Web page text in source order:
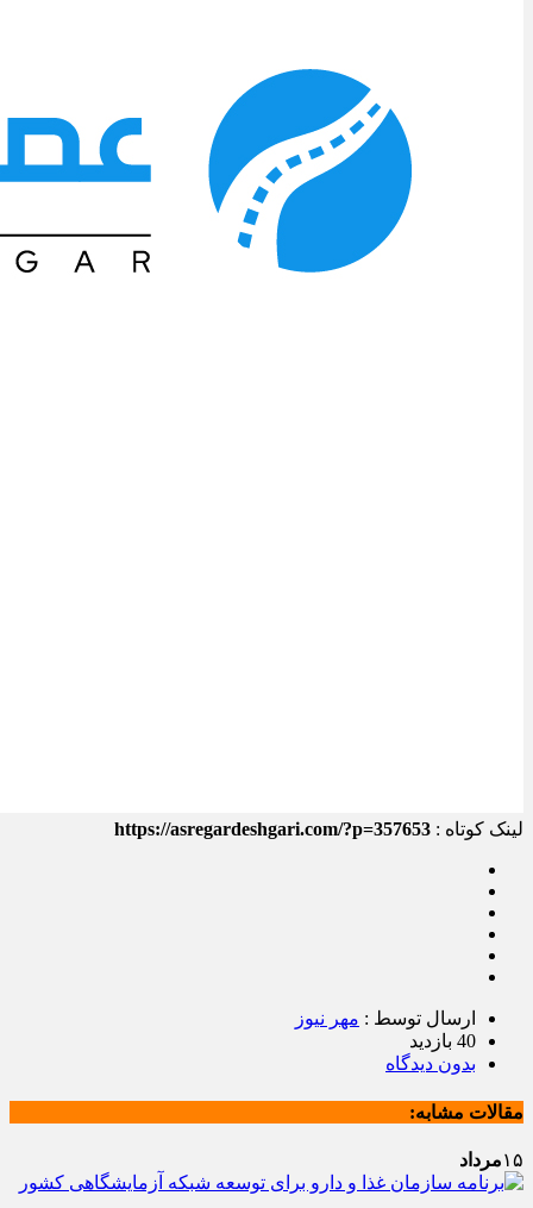
لینک کوتاه : https://asregardeshgari.com/?p=357653
ارسال توسط : مهر نیوز
40 بازدید
بدون دیدگاه
مقالات مشابه:
۱۵مرداد